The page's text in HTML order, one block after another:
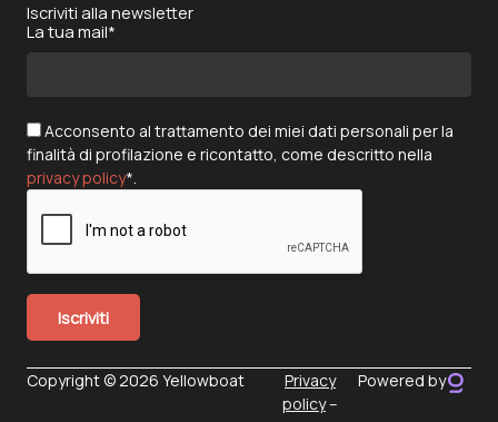
Iscriviti alla newsletter
La tua mail*
Acconsento al trattamento dei miei dati personali per la
finalità di profilazione e ricontatto, come descritto nella
privacy policy*.
Copyright © 2026 Yellowboat
Privacy
policy–
Powered by